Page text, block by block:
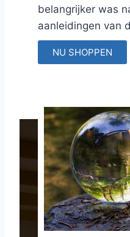
belangrijker was
aanleidingen van
NU SHOPPEN